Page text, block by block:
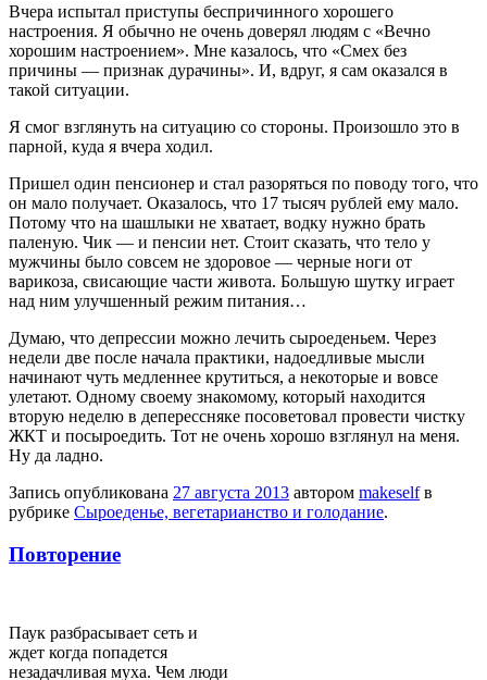
Вчера испытал приступы беспричинного хорошего
настроения. Я обычно не очень доверял людям с «Вечно
хорошим настроением». Мне казалось, что «Смех без
причины — признак дурачины». И, вдруг, я сам оказался в
такой ситуации.
Я смог взглянуть на ситуацию со стороны. Произошло это в
парной, куда я вчера ходил.
Пришел один пенсионер и стал разоряться по поводу того, что
он мало получает. Оказалось, что 17 тысяч рублей ему мало.
Потому что на шашлыки не хватает, водку нужно брать
паленую. Чик — и пенсии нет. Стоит сказать, что тело у
мужчины было совсем не здоровое — черные ноги от
варикоза, свисающие части живота. Большую шутку играет
над ним улучшенный режим питания…
Думаю, что депрессии можно лечить сыроеденьем. Через
недели две после начала практики, надоедливые мысли
начинают чуть медленнее крутиться, а некоторые и вовсе
улетают. Одному своему знакомому, который находится
вторую неделю в деперессняке посоветовал провести чистку
ЖКТ и посыроедить. Тот не очень хорошо взглянул на меня.
Ну да ладно.
Запись опубликована 27 августа 2013 автором makeselfв
рубрике Сыроеденье, вегетарианство и голодание.
Повторение
Паук разбрасывает сеть и
ждет когда попадется
незадачливая муха. Чем люди